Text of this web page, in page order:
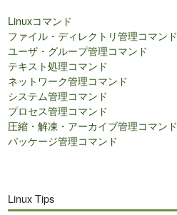
索
Linuxコマンド
ファイル・ディレクトリ管理コマンド
ユーザ・グループ管理コマンド
テキスト処理コマンド
ネットワーク管理コマンド
システム管理コマンド
プロセス管理コマンド
圧縮・解凍・アーカイブ管理コマンド
パッケージ管理コマンド
Linux Tips